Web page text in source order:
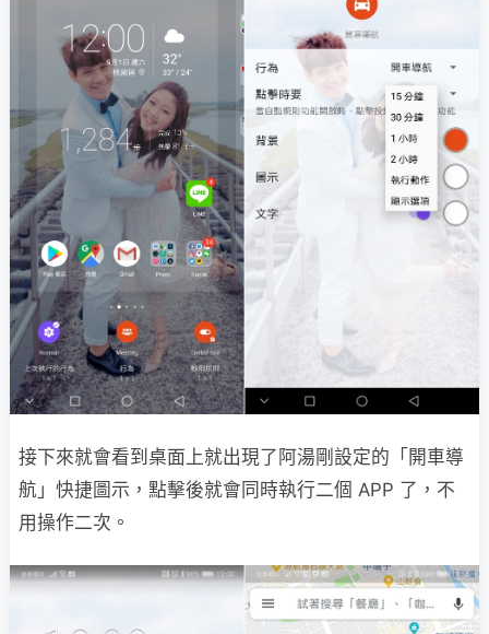
接下來就會看到桌面上就出現了阿湯剛設定的「開車導
航」快捷圖示，點擊後就會同時執行二個 APP 了，不
用操作二次。